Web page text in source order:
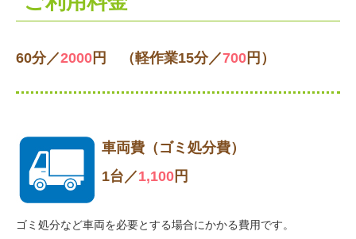
60分／2000 円 （軽作業15分／700 円）
車両費（ゴミ処分費）
1台／1,100 円
ゴミ処分など車両を必要とする場合にかかる費用です。